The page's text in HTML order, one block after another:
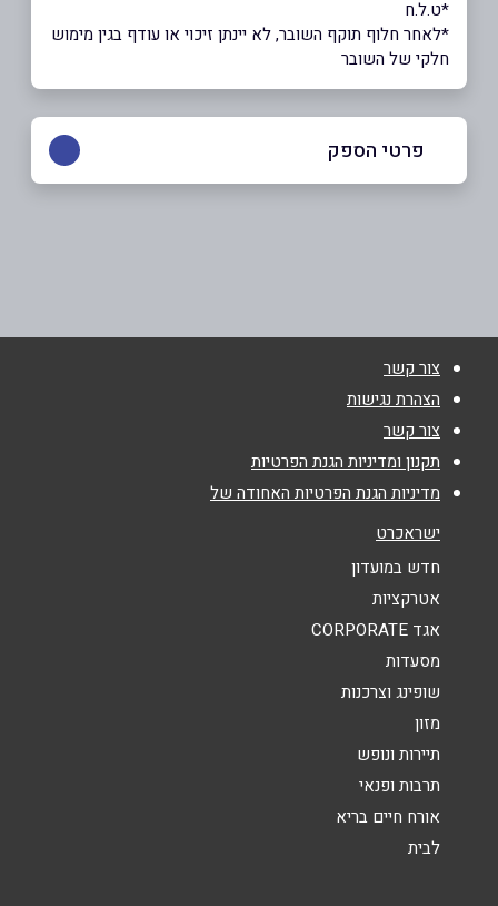
*ט.ל.ח
*לאחר חלוף תוקף השובר, לא יינתן זיכוי או עודף בגין מימוש
חלקי של השובר
פרטי הספק
טלפון*
אימייל*
נושא*
אנא חזרו אלי בקשר ל...
הודעה*
צור קשר
הצהרת נגישות
צור קשר
תקנון ומדיניות הגנת הפרטיות
מדיניות הגנת הפרטיות האחודה של
ישראכרט
חדש במועדון
אטרקציות
אגד CORPORATE
מסעדות
שופינג וצרכנות
מזון
תיירות ונופש
תרבות ופנאי
אורח חיים בריא
לבית